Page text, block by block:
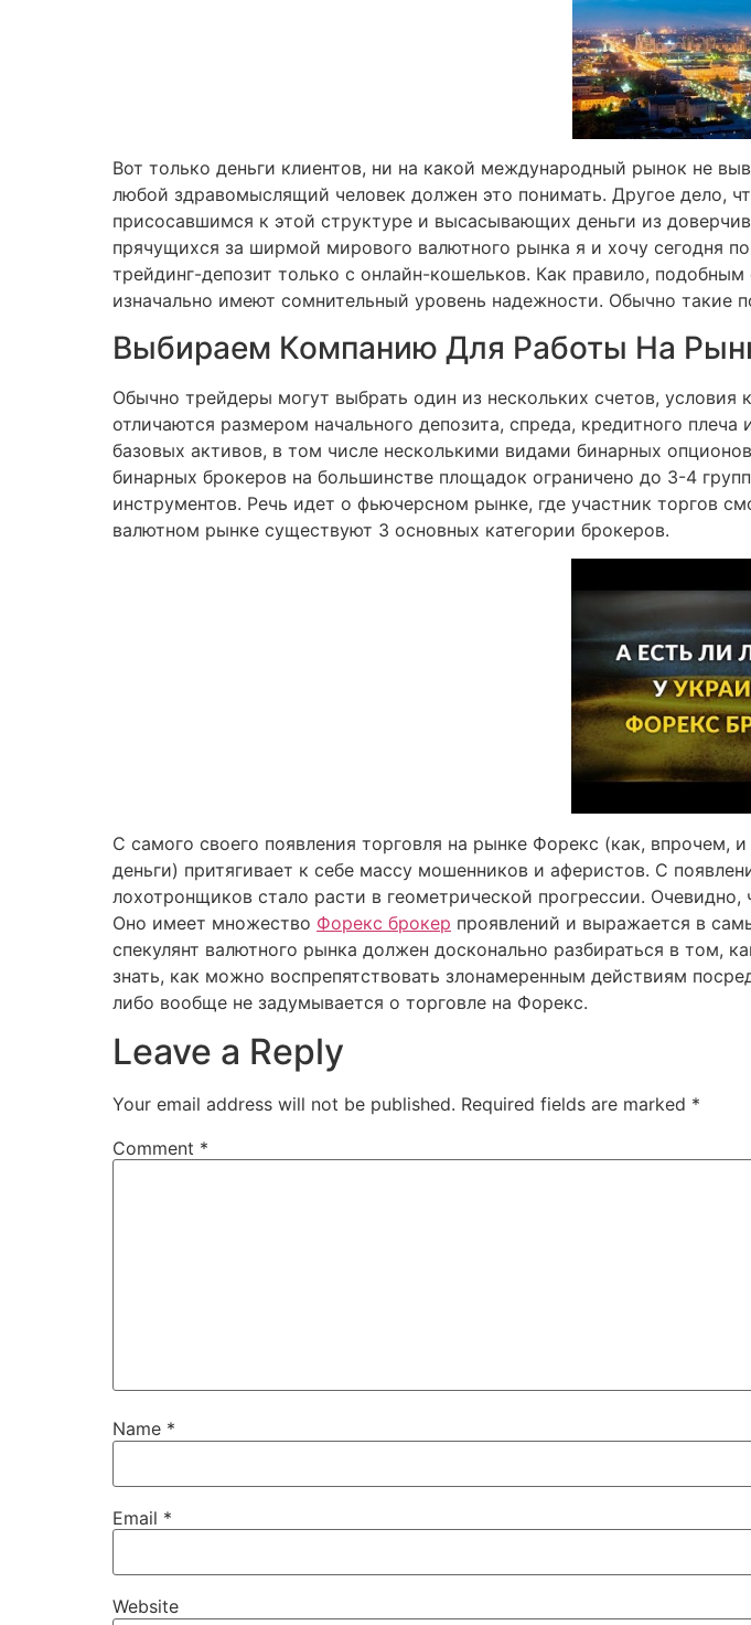
Вот только деньги клиентов, ни на какой международный рынок не
любой здравомыслящий человек должен это понимать. Другое дело,
присосавшимся к этой структуре и высасывающих деньги из
прячущихся за ширмой мирового валютного рынка я и хочу сегодня
трейдинг-депозит только с онлайн-кошельков. Как правило,
изначально имеют сомнительный уровень надежности. Обычно такие
Выбираем Компанию Для Работы На
Обычно трейдеры могут выбрать один из нескольких счетов,
отличаются размером начального депозита, спреда, кредитного
базовых активов, в том числе несколькими видами бинарных
бинарных брокеров на большинстве площадок ограничено до 3-4
инструментов. Речь идет о фьючерсном рынке, где участник торгов
валютном рынке существуют 3 основных категории брокеров.
С самого своего появления торговля на рынке Форекс (как, впрочем,
деньги) притягивает к себе массу мошенников и аферистов. С
лохотронщиков стало расти в геометрической прогрессии.
Оно имеет множество Форекс брокер проявлений и выражается в
спекулянт валютного рынка должен досконально разбираться в том,
знать, как можно воспрепятствовать злонамеренным действиям
либо вообще не задумывается о торговле на Форекс.
Leave a Reply
Your email address will not be published. Required fields are marked *
Comment *
Name *
Email *
Website